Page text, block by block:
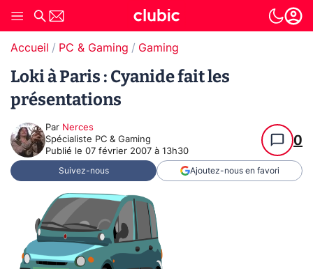
Accueil PC & Gaming Gaming
Loki à Paris : Cyanide fait les
présentations
Par Nerces
Spécialiste PC & Gaming
Publié le 07 février 2007 à 13h30
0
Suivez-nous Ajoutez-nous en favori